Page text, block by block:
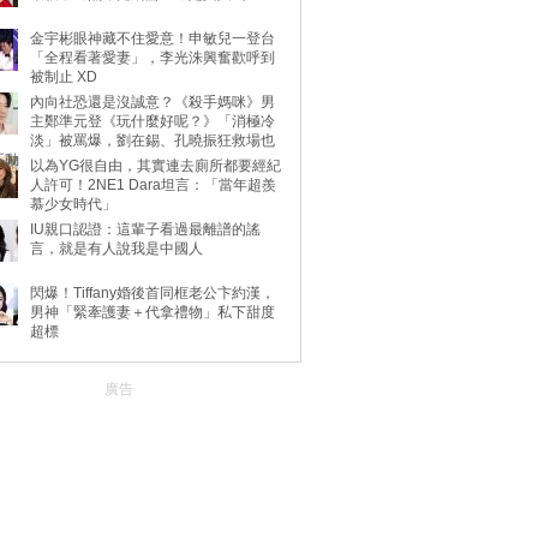
金宇彬眼神藏不住愛意！申敏兒一登台
「全程看著愛妻」，李光洙興奮歡呼到
被制止 XD
內向社恐還是沒誠意？《殺手媽咪》男
主鄭準元登《玩什麼好呢？》「消極冷
淡」被罵爆，劉在錫、孔曉振狂救場也
動
以為YG很自由，其實連去廁所都要經紀
人許可！2NE1 Dara坦言：「當年超羨
慕少女時代」
IU親口認證：這輩子看過最離譜的謠
言，就是有人說我是中國人
閃爆！Tiffany婚後首同框老公卞約漢，
男神「緊牽護妻＋代拿禮物」私下甜度
超標
廣告